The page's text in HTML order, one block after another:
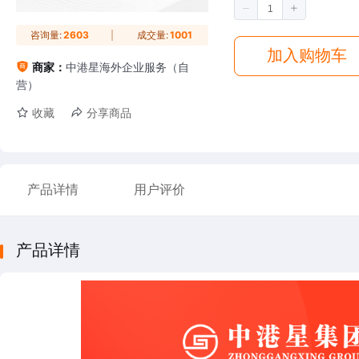
咨询量:2603 成交量:1001
商家： 中港星海外企业服务（自
营）
收藏 分享商品
加入购物车
产品详情 用户评价
产品详情